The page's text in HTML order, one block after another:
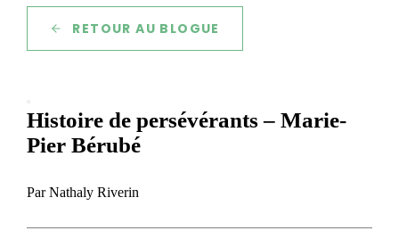
RETOUR AU BLOGUE
Histoire de persévérants – Marie-
Pier Bérubé
Par Nathaly Riverin